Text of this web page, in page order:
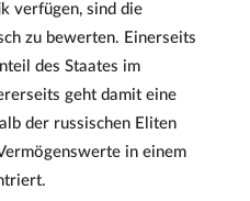
verfügen, sind die
zu bewerten. Einerseits
des Staates im
geht damit eine
der russischen Eliten
in einem